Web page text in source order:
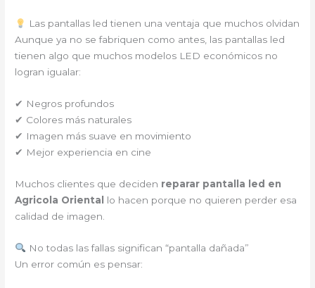
Las pantallas led tienen una ventaja que muchos olvidan
Aunque ya no se fabriquen como antes, las pantallas led
tienen algo que muchos modelos LED económicos no
logran igualar:
✔ Negros profundos
✔ Colores más naturales
✔ Imagen más suave en movimiento
✔ Mejor experiencia en cine
Muchos clientes que deciden reparar pantalla led en
Agricola Oriental
lo hacen porque no quieren perder esa
calidad de imagen.
No todas las fallas significan “pantalla dañada”
Un error común es pensar: